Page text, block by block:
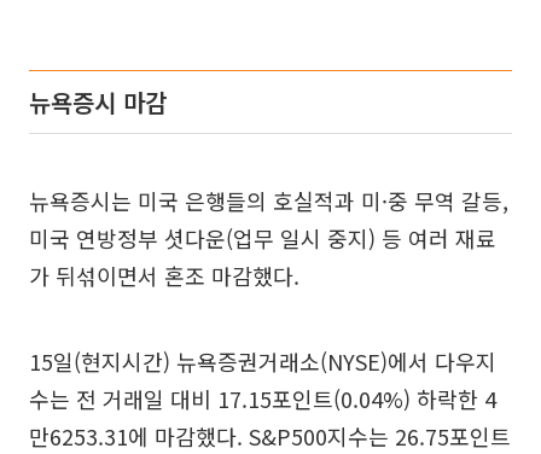
뉴욕증시 마감
뉴욕증시는 미국 은행들의 호실적과 미·중 무역 갈등,
미국 연방정부 셧다운(업무 일시 중지) 등 여러 재료
가 뒤섞이면서 혼조 마감했다.
15일(현지시간) 뉴욕증권거래소(NYSE)에서 다우지
수는 전 거래일 대비 17.15포인트(0.04%) 하락한 4
만6253.31에 마감했다. S&P500지수는 26.75포인트